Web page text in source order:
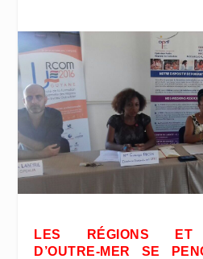
LES RÉGIONS ET
D’OUTRE-MER SE